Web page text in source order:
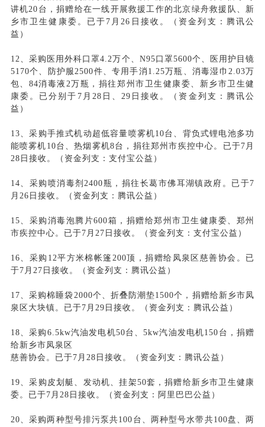
讲机20台，捐赠给在一线开展救援工作的北京绿舟救援队、新
乡市卫生健康委。已于7月26日接收。（资金列支：腾讯公
益）
12、采购医用外科口罩4.2万个、N95口罩5600个、医用护目镜
5170个、防护服2500件、专用手消1.25万瓶、消毒湿巾2.03万
包、84消毒液2万瓶，捐往郑州市卫生健康委、新乡市卫生健
康委。已分别于7月28日、29日接收。（资金列支：腾讯公
益）
13、采购手推式机动超低容量喷雾机10台、背负式锂电池多功
能喷雾机10台、热烟雾机8台，捐往郑州市疾控中心。已于7月
28日接收。（资金列支：支付宝公益）
14、采购喷消毒剂2400瓶，捐往长葛市佛耳湖镇政府。已于7
月26日接收。（资金列支：腾讯公益）
15、采购消毒泡腾片600箱，捐赠给郑州市卫生健康委、郑州
市疾控中心。已于7月27日接收。（资金列支：支付宝公益）
16、采购12平方米棉帐篷200顶，捐赠给凤泉区慈善协会。已
于7月27日接收。（资金列支：腾讯公益）
17、采购棉睡袋2000个、折叠防潮垫1500个，捐赠给新乡市凤
泉区大块镇。已于7月29日接收。（资金列支：腾讯公益）
18、采购6.5kw汽油发电机50台、5kw汽油发电机150台，捐赠
给新乡市凤泉区
慈善协会。已于7月28日接收。（资金列支：腾讯公益）
19、采购皮划艇、发动机、挂架50套，捐赠给新乡市卫生健康
委。已于7月28日接收。（资金列支：阿里巴巴公益）
20、采购两种型号排污泵共100台、两种型号水带共100盘、两